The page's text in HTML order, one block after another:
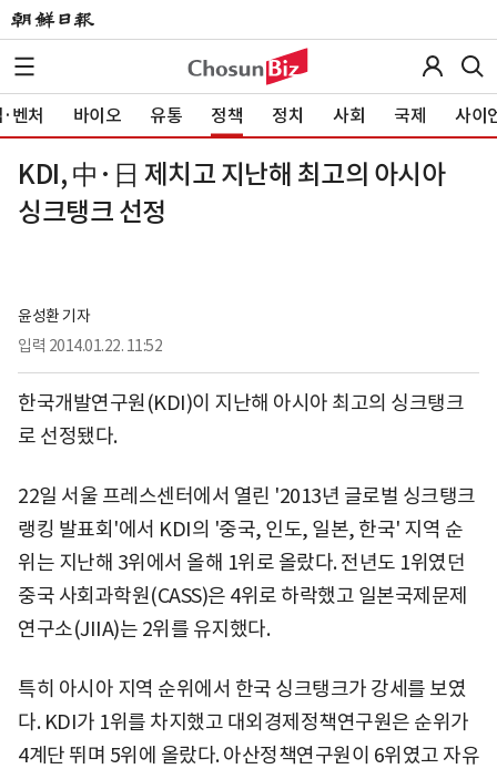
벤처 바이오 유통 정책 정치 사회 국제 사이
KDI, 中·日 제치고 지난해 최고의 아시아
싱크탱크 선정
윤성환 기자
입력 2014.01.22. 11:52
한국개발연구원(KDI)이 지난해 아시아 최고의 싱크탱크
로 선정됐다.
22일 서울 프레스센터에서 열린 '2013년 글로벌 싱크탱크
랭킹 발표회'에서 KDI의 '중국, 인도, 일본, 한국' 지역 순
위는 지난해 3위에서 올해 1위로 올랐다. 전년도 1위였던
중국 사회과학원(CASS)은 4위로 하락했고 일본국제문제
연구소(JIIA)는 2위를 유지했다.
특히 아시아 지역 순위에서 한국 싱크탱크가 강세를 보였
다. KDI가 1위를 차지했고 대외경제정책연구원은 순위가
4계단 뛰며 5위에 올랐다. 아산정책연구원이 6위였고 자유